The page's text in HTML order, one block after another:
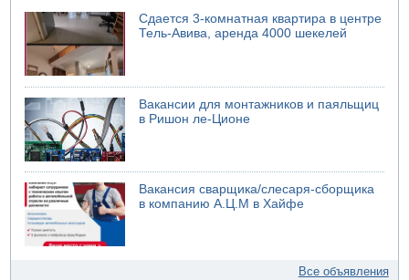
Сдается 3-комнатная квартира в центре
Тель-Авива, аренда 4000 шекелей
Вакансии для монтажников и паяльщиц
в Ришон ле-Ционе
Вакансия сварщика/слесаря-сборщика
в компанию А.Ц.М в Хайфе
Все объявления